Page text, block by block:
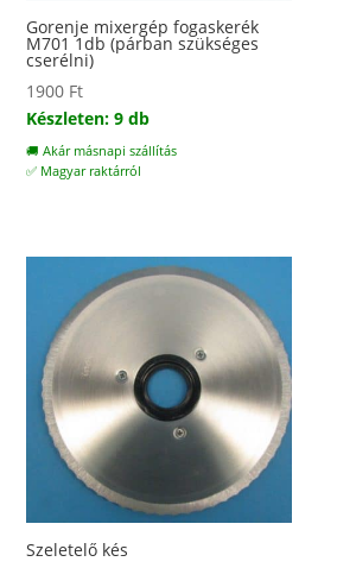
Gorenje mixergép fogaskerék
M701 1db (párban szükséges
cserélni)
1900 Ft
Készleten: 9 db
🚚 Akár másnapi szállítás
✅ Magyar raktárról
Szeletelő kés